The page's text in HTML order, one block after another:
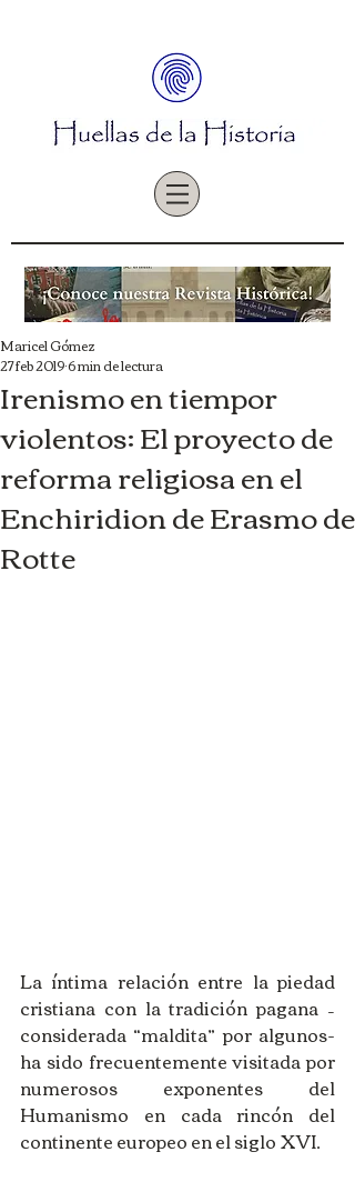
Irenismo en tiempor
violentos: El proyecto de
reforma religiosa en el
Enchiridion de Erasmo de
Rotte
Maricel Gómez
27 feb 20196 min de lectura
La íntima relación entre la piedad
cristiana con la tradición pagana –
considerada “maldita” por algunos-
ha sido frecuentemente visitada por
numerosos exponentes del
Humanismo en cada rincón del
continente europeo en el siglo XVI.